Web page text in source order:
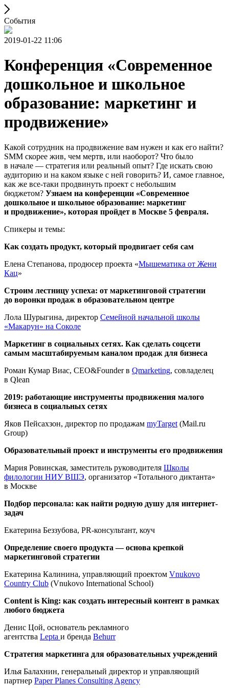
События
2019-01-22 11:06
Конференция «Современное
дошкольное и школьное
образование: маркетинг и
продвижение»
Какой сотрудник на продвижение вам нужен и как его найти?
SMM скорее жив, чем мертв, или наоборот? Что было
в начале — стратегия или реальный опыт? Где искать свою
аудиторию и на каком языке с ней говорить? И, самое главное,
как же все-таки продвинуть проект с небольшим
бюджетом? Узнаем на конференции «Современное
дошкольное и школьное образование: маркетинг
и продвижение», которая пройдет в Москве 5 февраля.
Спикеры и темы:
Как создать продукт, который продвигает себя сам
Елена Степанова, продюсер проекта «Мышематика от Жени
Кац»
Строим лестницу успеха: от маркетинговой стратегии
до воронки продаж в образовательном центре
Лола Шурыгина, директор Семейной начальной школы
«Макарун» на Соколе
Маркетинг в социальных сетях. Как сделать соцсети
самым масштабируемым каналом продаж для бизнеса
Роман Кумар Виас, CEO&Founder в Qmarketing, совладелец
в Qlean
2019: работающие инструменты продвижения малого
бизнеса в социальных сетях
Яков Пейсахзон, директор по продажам myTarget (Mail.ru
Group)
Образовательный проект и инструменты его продвижения
Мария Ровинская, заместитель руководителя Школы
филологии НИУ ВШЭ, организатор «Тотального диктанта»
в Москве
Подбор персонала: как найти родную душу для интернет-
задач
Екатерина Беззубова, PR-консультант, коуч
Определение своего продукта — основа крепкой
маркетинговой стратегии
Екатерина Калинина, управляющий проектом Vnukovo
Country Club (Vnukovo International School)
Content is King: как создать интересный контент в рамках
любого бюджета
Денис Цой, основатель рекламного
агентства Lepta и бренда Behurr
Стратегия маркетинга для образовательных учреждений
Илья Балахнин, генеральный директор и управляющий
партнер Paper Planes Consulting Agency